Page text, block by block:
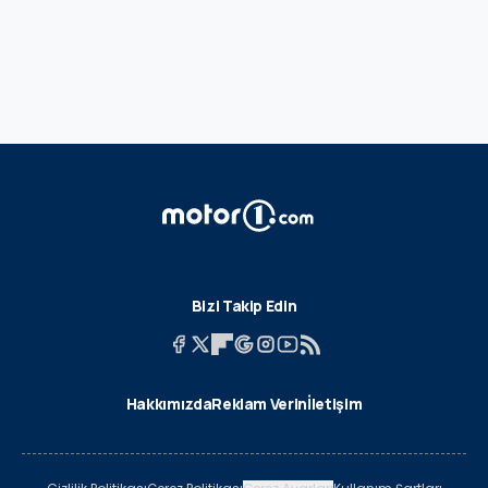
Bizi Takip Edin
HakkımızdaReklam Verinİletişim